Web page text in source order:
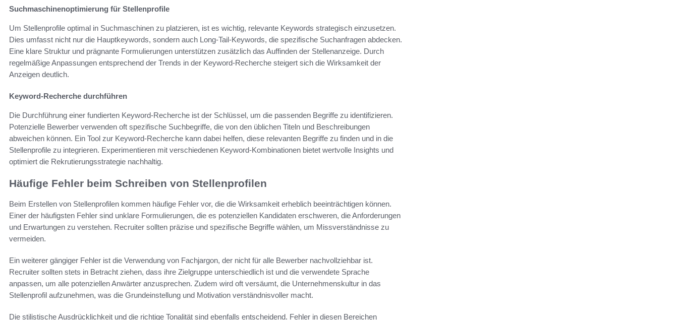
Suchmaschinenoptimierung für Stellenprofile
Um Stellenprofile optimal in Suchmaschinen zu platzieren, ist es wichtig, relevante Keywords strategisch einzusetzen.
Dies umfasst nicht nur die Hauptkeywords, sondern auch Long-Tail-Keywords, die spezifische Suchanfragen abdecken.
Eine klare Struktur und prägnante Formulierungen unterstützen zusätzlich das Auffinden der Stellenanzeige. Durch
regelmäßige Anpassungen entsprechend der Trends in der Keyword-Recherche steigert sich die Wirksamkeit der
Anzeigen deutlich.
Keyword-Recherche durchführen
Die Durchführung einer fundierten Keyword-Recherche ist der Schlüssel, um die passenden Begriffe zu identifizieren.
Potenzielle Bewerber verwenden oft spezifische Suchbegriffe, die von den üblichen Titeln und Beschreibungen
abweichen können. Ein Tool zur Keyword-Recherche kann dabei helfen, diese relevanten Begriffe zu finden und in die
Stellenprofile zu integrieren. Experimentieren mit verschiedenen Keyword-Kombinationen bietet wertvolle Insights und
optimiert die Rekrutierungsstrategie nachhaltig.
Häufige Fehler beim Schreiben von Stellenprofilen
Beim Erstellen von Stellenprofilen kommen häufige Fehler vor, die die Wirksamkeit erheblich beeinträchtigen können.
Einer der häufigsten Fehler sind unklare Formulierungen, die es potenziellen Kandidaten erschweren, die Anforderungen
und Erwartungen zu verstehen. Recruiter sollten präzise und spezifische Begriffe wählen, um Missverständnisse zu
vermeiden.
Ein weiterer gängiger Fehler ist die Verwendung von Fachjargon, der nicht für alle Bewerber nachvollziehbar ist.
Recruiter sollten stets in Betracht ziehen, dass ihre Zielgruppe unterschiedlich ist und die verwendete Sprache
anpassen, um alle potenziellen Anwärter anzusprechen. Zudem wird oft versäumt, die Unternehmenskultur in das
Stellenprofil aufzunehmen, was die Grundeinstellung und Motivation verständnisvoller macht.
Die stilistische Ausdrücklichkeit und die richtige Tonalität sind ebenfalls entscheidend. Fehler in diesen Bereichen